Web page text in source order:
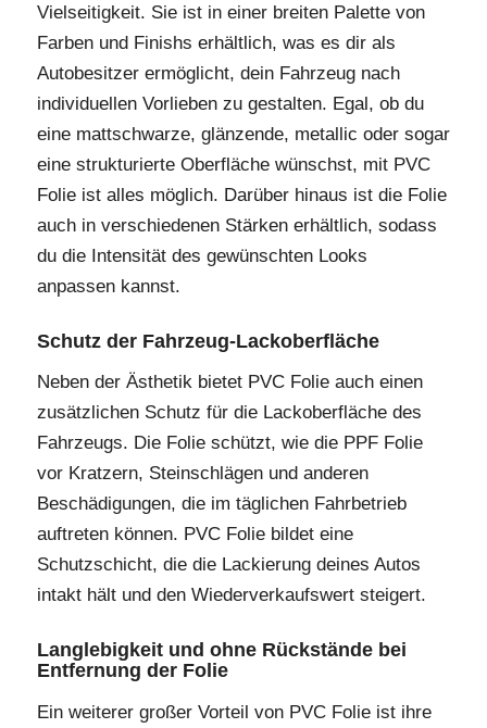
Vielseitigkeit. Sie ist in einer breiten Palette von
Farben und Finishs erhältlich, was es dir als
Autobesitzer ermöglicht, dein Fahrzeug nach
individuellen Vorlieben zu gestalten. Egal, ob du
eine mattschwarze, glänzende, metallic oder sogar
eine strukturierte Oberfläche wünschst, mit PVC
Folie ist alles möglich. Darüber hinaus ist die Folie
auch in verschiedenen Stärken erhältlich, sodass
du die Intensität des gewünschten Looks
anpassen kannst.
Schutz der Fahrzeug-Lackoberfläche
Neben der Ästhetik bietet PVC Folie auch einen
zusätzlichen Schutz für die Lackoberfläche des
Fahrzeugs. Die Folie schützt, wie die PPF Folie
vor Kratzern, Steinschlägen und anderen
Beschädigungen, die im täglichen Fahrbetrieb
auftreten können. PVC Folie bildet eine
Schutzschicht, die die Lackierung deines Autos
intakt hält und den Wiederverkaufswert steigert.
Langlebigkeit und ohne Rückstände bei
Entfernung der Folie
Ein weiterer großer Vorteil von PVC Folie ist ihre